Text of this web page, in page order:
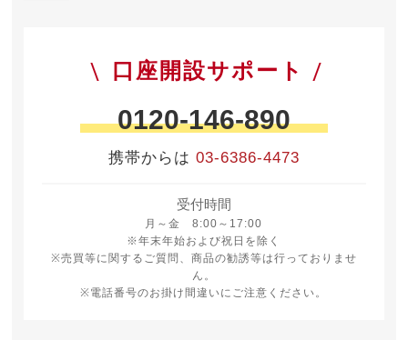
口座開設サポート
0120-146-890
携帯からは 03-6386-4473
受付時間
月～金 8:00～17:00
月曜日から金曜日 8時から17時
※年末年始および祝日を除く
※売買等に関するご質問、商品の勧誘等は行っておりませ
ん。
※電話番号のお掛け間違いにご注意ください。